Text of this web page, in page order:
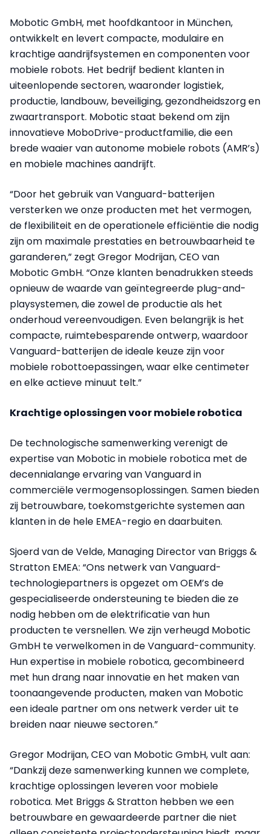
Mobotic GmbH, met hoofdkantoor in München,
ontwikkelt en levert compacte, modulaire en
krachtige aandrijfsystemen en componenten voor
mobiele robots. Het bedrijf bedient klanten in
uiteenlopende sectoren, waaronder logistiek,
productie, landbouw, beveiliging, gezondheidszorg en
zwaartransport. Mobotic staat bekend om zijn
innovatieve MoboDrive-productfamilie, die een
brede waaier van autonome mobiele robots (AMR’s)
en mobiele machines aandrijft.
“Door het gebruik van Vanguard-batterijen
versterken we onze producten met het vermogen,
de flexibiliteit en de operationele efficiëntie die nodig
zijn om maximale prestaties en betrouwbaarheid te
garanderen,” zegt Gregor Modrijan, CEO van
Mobotic GmbH. “Onze klanten benadrukken steeds
opnieuw de waarde van geïntegreerde plug-and-
playsystemen, die zowel de productie als het
onderhoud vereenvoudigen. Even belangrijk is het
compacte, ruimtebesparende ontwerp, waardoor
Vanguard-batterijen de ideale keuze zijn voor
mobiele robottoepassingen, waar elke centimeter
en elke actieve minuut telt.”
Krachtige oplossingen voor mobiele robotica
De technologische samenwerking verenigt de
expertise van Mobotic in mobiele robotica met de
decennialange ervaring van Vanguard in
commerciële vermogensoplossingen. Samen bieden
zij betrouwbare, toekomstgerichte systemen aan
klanten in de hele EMEA-regio en daarbuiten.
Sjoerd van de Velde, Managing Director van Briggs &
Stratton EMEA: “Ons netwerk van Vanguard-
technologiepartners is opgezet om OEM’s de
gespecialiseerde ondersteuning te bieden die ze
nodig hebben om de elektrificatie van hun
producten te versnellen. We zijn verheugd Mobotic
GmbH te verwelkomen in de Vanguard-community.
Hun expertise in mobiele robotica, gecombineerd
met hun drang naar innovatie en het maken van
toonaangevende producten, maken van Mobotic
een ideale partner om ons netwerk verder uit te
breiden naar nieuwe sectoren.”
Gregor Modrijan, CEO van Mobotic GmbH, vult aan:
“Dankzij deze samenwerking kunnen we complete,
krachtige oplossingen leveren voor mobiele
robotica. Met Briggs & Stratton hebben we een
betrouwbare en gewaardeerde partner die niet